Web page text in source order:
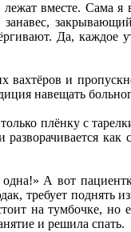
вместе. Сама я
Да, каждое
вахтёров и
навещать
плёнку с
А вот
требует поднять
на тумбочке,
и решила спать.